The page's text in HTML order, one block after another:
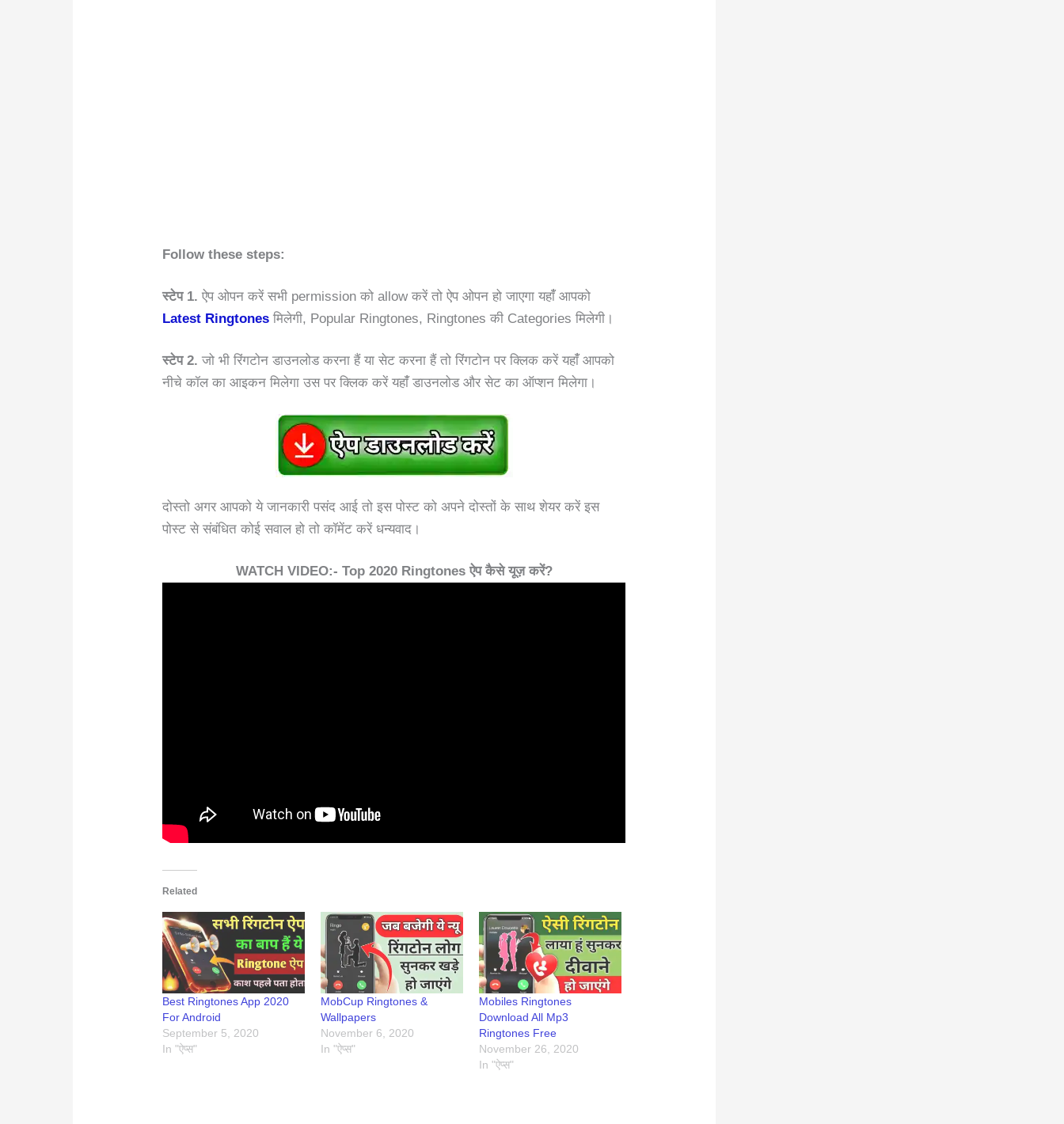
Follow these steps:
स्टेप 1. ऐप ओपन करें सभी permission को allow करें तो ऐप ओपन हो जाएगा यहांँ आपको
Latest Ringtones मिलेगी, Popular Ringtones, Ringtones की Categories मिलेगी।
स्टेप 2. जो भी रिंगटोन डाउनलोड करना हैं या सेट करना हैं तो रिंगटोन पर क्लिक करें यहांँ आपको
नीचे कॉल का आइकन मिलेगा उस पर क्लिक करें यहांँ डाउनलोड और सेट का ऑप्शन मिलेगा।
दोस्तो अगर आपको ये जानकारी पसंद आई तो इस पोस्ट को अपने दोस्तों के साथ शेयर करें इस
पोस्ट से संबंधित कोई सवाल हो तो कॉमेंट करें धन्यवाद।
WATCH VIDEO:- Top 2020 Ringtones ऐप कैसे यूज़ करें?
Related
Best Ringtones App 2020
For Android
September 5, 2020
In "ऐप्स"
MobCup Ringtones &
Wallpapers
November 6, 2020
In "ऐप्स"
Mobiles Ringtones
Download All Mp3
Ringtones Free
November 26, 2020
In "ऐप्स"